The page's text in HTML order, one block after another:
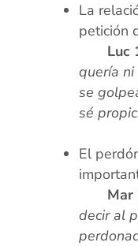
La
petición
Luc
quería
se
sé
El
Mar
decir al